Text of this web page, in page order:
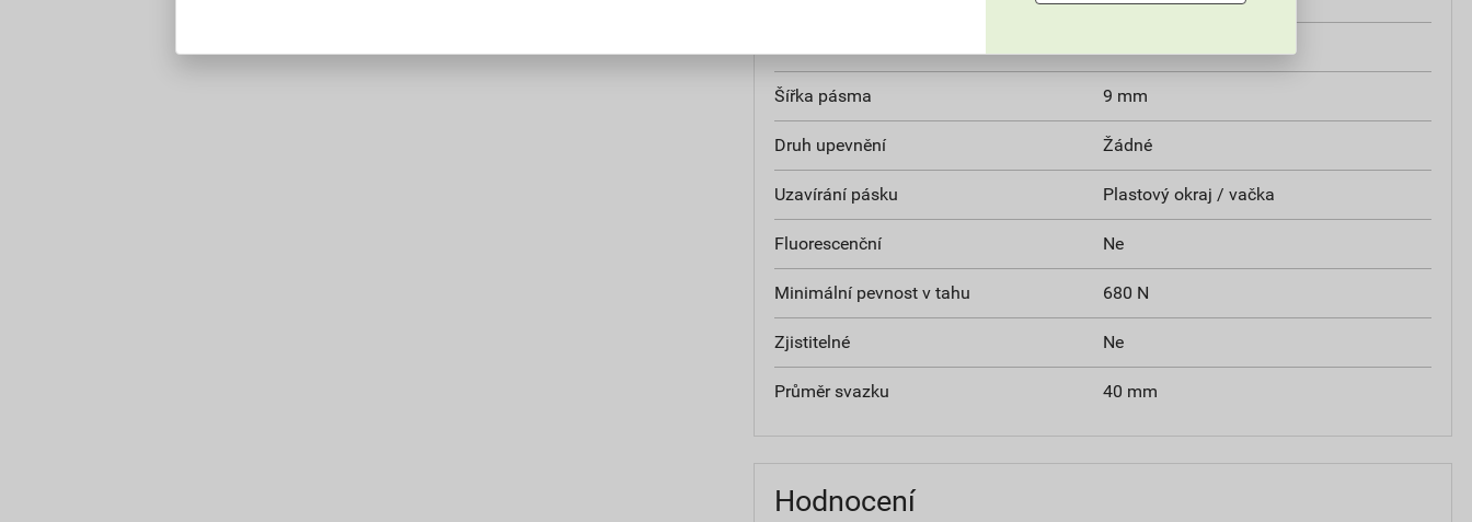
Šířka pásma 9 mm
Druh upevnění Žádné
Uzavírání pásku Plastový okraj / vačka
Fluorescenční Ne
Minimální pevnost v tahu 680 N
Zjistitelné Ne
Průměr svazku 40 mm
Hodnocení